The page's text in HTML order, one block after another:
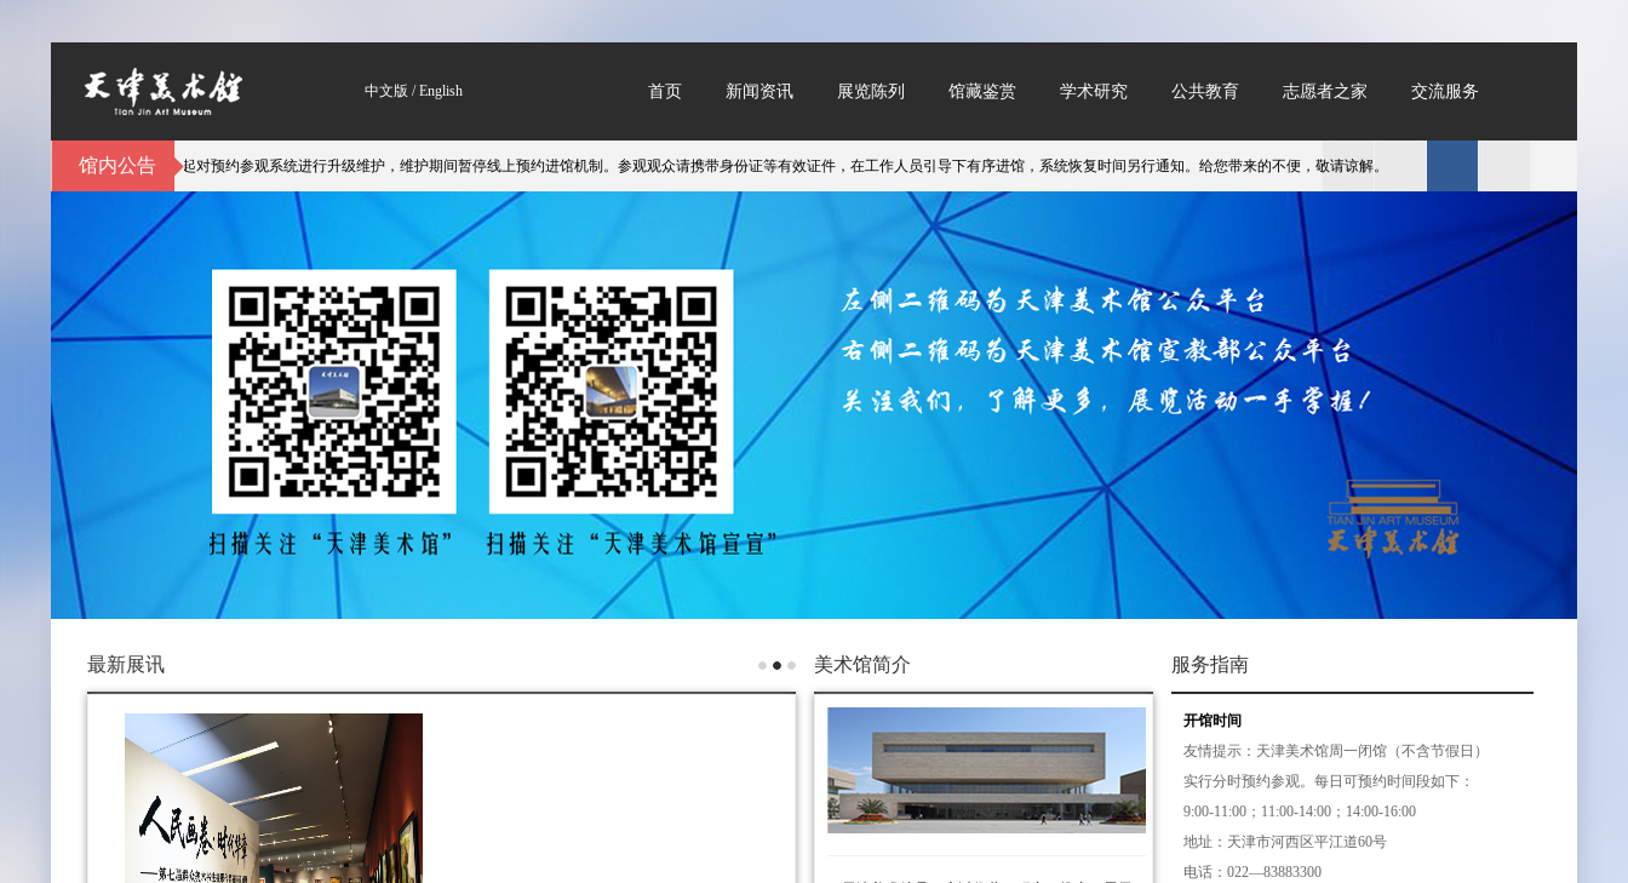
中文版 /English 首页 新闻资讯 展览陈列 馆藏鉴赏 学术研究 公共教育 志愿者之家 交流服务
馆内公告
津美术馆自3月6日起对预约参观系统进行升级维护，维护期间暂停线上预约进馆机制。参观观众请携带身份证等有效证件，在工作人员引导下有序进馆，系统恢复时间另行通知。给您带来的不便，敬请谅解。
最新展讯 美术馆简介 服务指南
开馆时间
友情提示：天津美术馆周一闭馆（不含节假日）
实行分时预约参观。每日可预约时间段如下：
9:00-11:00；11:00-14:00；14:00-16:00
地址：天津市河西区平江道60号
电话：022—83883300